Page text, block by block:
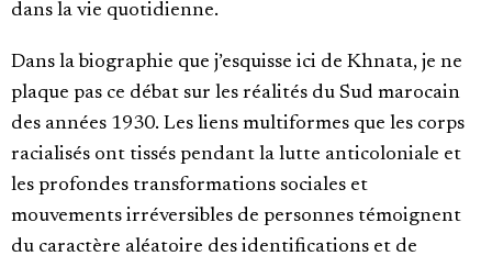
dans la vie quotidienne.
Dans la biographie que j’esquisse ici de Khnata, je ne
plaque pas ce débat sur les réalités du Sud marocain
des années 1930. Les liens multiformes que les corps
racialisés ont tissés pendant la lutte anticoloniale et
les profondes transformations sociales et
mouvements irréversibles de personnes témoignent
du caractère aléatoire des identifications et de